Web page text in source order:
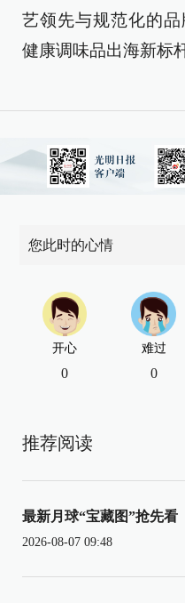
艺领先与规范化的
健康调味品出海新标
您此时的心情
开心
0
难过
0
推荐阅读
最新月球“宝藏图”抢先看
2026-08-07 09:48